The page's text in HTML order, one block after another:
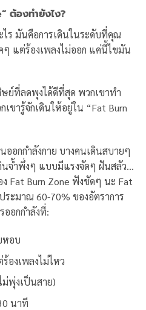
ต้องทำยังไง?
ไร มันคือการเดินในระดับที่คุณ
แต่ร้องเพลงไม่ออก แค่นี้ไขมัน
ย์ที่ลดพุงได้ดีที่สุด พวกเขาทำ
ขารู้จักเดินให้อยู่ใน “Fat Burn
อกกำลังกาย บางคนเดินสบายๆ
จ้ำพึ่งๆ แบบมีแรงจัดๆ ฝันสลัว…
Fat Burn Zone ฟังชัดๆ นะ Fat
ระมาณ 60-70% ของอัตราการ
ออกกำลังที่:
หอบ
องเพลงไม่ไหว
พุ่งเป็นสาย)
นาที